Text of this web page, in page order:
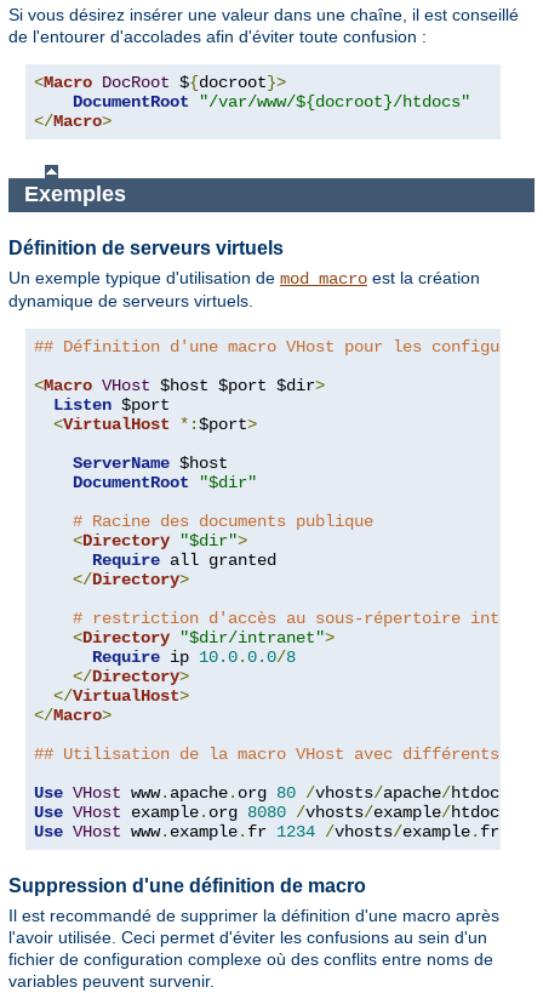
Si vous désirez insérer une valeur dans une chaîne, il est conseillé
de l'entourer d'accolades afin d'éviter toute confusion :
<Macro DocRoot ${docroot}>
DocumentRoot
"/var/www/${docroot}/htdocs"
</Macro>
Exemples
Définition de serveurs virtuels
Un exemple typique d'utilisation de mod_macro est la création
dynamique de serveurs virtuels.
## Définition d'une macro VHost pour les
<Macro VHost $host $port $dir>
Listen $port
<VirtualHost *:$port>
ServerName $host
DocumentRoot
"$dir"
# Racine des documents publique
<Directory "$dir">
Require all granted
</Directory>
# restriction d'accès au sous-répertoire
<Directory "$dir/intranet">
Require ip 10.0.0.0/8
</Directory>
</VirtualHost>
</Macro>
## Utilisation de la macro VHost avec différents
Use VHost www. apache. org 80 /vhosts/apache/
Use VHost example. org 8080 /vhosts/example/
Use VHost www. example. fr 1234 /vhosts/example. fr
Suppression d'une définition de macro
Il est recommandé de supprimer la définition d'une macro après
l'avoir utilisée. Ceci permet d'éviter les confusions au sein d'un
fichier de configuration complexe où des conflits entre noms de
variables peuvent survenir.